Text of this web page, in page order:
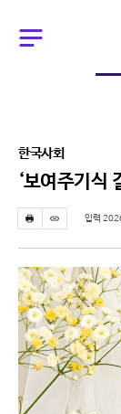
주
펼
치
기
한국사회
‘보여주기식
프
린
스
크
입력